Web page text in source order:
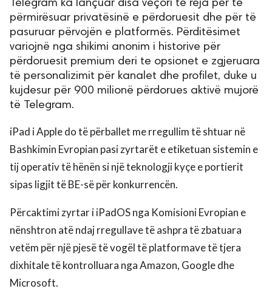
Telegram ka lançuar disa veçori të reja për të
përmirësuar privatësinë e përdoruesit dhe për të
pasuruar përvojën e platformës. Përditësimet
variojnë nga shikimi anonim i historive për
përdoruesit premium deri te opsionet e zgjeruara
të personalizimit për kanalet dhe profilet, duke u
kujdesur për 900 milionë përdorues aktivë mujorë
të Telegram.
iPad i Apple do të përballet me rregullim të shtuar në
Bashkimin Evropian pasi zyrtarët e etiketuan sistemin e
tij operativ të hënën si një teknologji kyçe e portierit
sipas ligjit të BE-së për konkurrencën.
Përcaktimi zyrtar i iPadOS nga Komisioni Evropian e
nënshtron atë ndaj rregullave të ashpra të zbatuara
vetëm për një pjesë të vogël të platformave të tjera
dixhitale të kontrolluara nga Amazon, Google dhe
Microsoft.